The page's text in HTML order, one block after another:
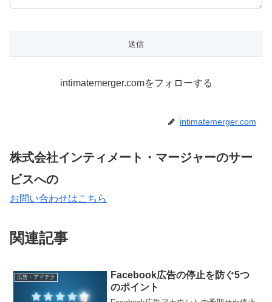
intimatemerger.comをフォローする
intimatemerger.com
株式会社インティメート・マージャーのサー
ビスへの
お問い合わせはこちら
関連記事
広告・アドテク
Facebook広告の停止を防ぐ5つ
のポイント